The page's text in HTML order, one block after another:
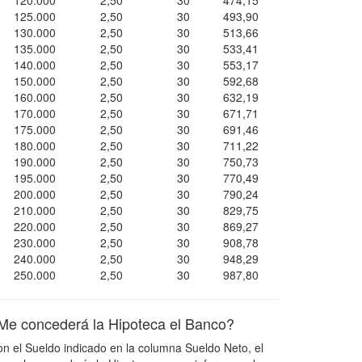
125.000
2,50 30
493,90
130.000
2,50 30
513,66
135.000
2,50 30
533,41
140.000
2,50 30
553,17
150.000
2,50 30
592,68
160.000
2,50 30
632,19
170.000
2,50 30
671,71
175.000
2,50 30
691,46
180.000
2,50 30
711,22
190.000
2,50 30
750,73
195.000
2,50 30
770,49
200.000
2,50 30
790,24
210.000
2,50 30
829,75
220.000
2,50 30
869,27
230.000
2,50 30
908,78
240.000
2,50 30
948,29
250.000
2,50 30 987,80
concederá la Hipoteca el Banco?
el Sueldo indicado en la columna Sueldo Neto, el